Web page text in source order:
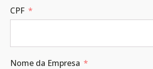
CPF
Nome da Empresa